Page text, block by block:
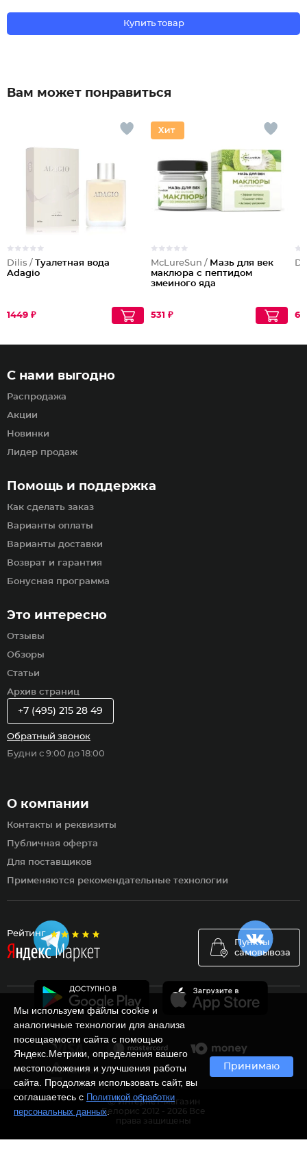
Купить товар
Вам может понравиться
Dilis / Туалетная вода
Adagio
1449 ₽
McLureSun / Мазь для век
маклюра с пептидом
змеиного яда
531 ₽
Рейтинг
Пункты
самовывоза
Помощь и поддержка
Как сделать заказ
Варианты оплаты
Варианты доставки
Возврат и гарантия
Бонусная программа
С нами выгодно
Распродажа
Акции
Новинки
Лидер продаж
Это интересно
Отзывы
Обзоры
Статьи
Архив страниц
О компании
Контакты и реквизиты
Публичная оферта
Для поставщиков
Применяются рекомендательные технологии
+7 (495) 215 28 49
Обратный звонок
Будни с 9:00 до 18:00
Мы используем файлы cookie и
аналогичные технологии для анализа
посещаемости сайта с помощью
Яндекс.Метрики, определения вашего
местоположения и улучшения работы
сайта. Продолжая использовать сайт, вы
соглашаетесь с Политикой обработки
персональных данных.
Принимаю
Ⓒ Интернет-магазин
Белорис 2012 - 2026 Все
права защищены